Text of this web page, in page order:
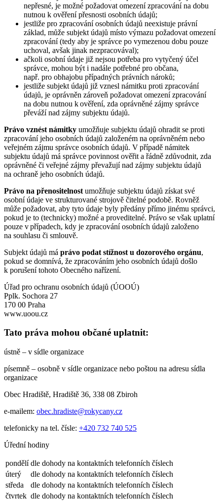
nepřesné, je možné požadovat omezení zpracování na dobu
nutnou k ověření přesnosti osobních údajů;
jestliže pro zpracování osobních údajů neexistuje právní
základ, může subjekt údajů místo výmazu požadovat omezení
zpracování (tedy aby je správce po vymezenou dobu pouze
uchoval, avšak jinak nezpracovával);
ačkoli osobní údaje již nejsou potřeba pro vytyčený účel
správce, mohou být i nadále potřebné pro občana,
např. pro obhajobu případných právních nároků;
jestliže subjekt údajů již vznesl námitku proti zpracování
údajů, je oprávněn zároveň požadovat omezení zpracování
na dobu nutnou k ověření, zda oprávněné zájmy správce
převáží nad zájmy subjektu údajů.
Právo vznést námitky umožňuje subjektu údajů ohradit se proti
zpracování jeho osobních údajů založeném na oprávněném nebo
veřejném zájmu správce osobních údajů. V případě námitek
subjektu údajů má správce povinnost ověřit a řádně zdůvodnit, zda
oprávněné či veřejné zájmy převažují nad zájmy subjektu údajů
na ochraně jeho osobních údajů.
Právo na přenositelnost umožňuje subjektu údajů získat své
osobní údaje ve strukturované strojově čitelné podobě. Rovněž
může požadovat, aby tyto údaje byly předány přímo jinému správci,
pokud je to (technicky) možné a proveditelné. Právo se však uplatní
pouze v případech, kdy je zpracování osobních údajů založeno
na souhlasu či smlouvě.
Subjekt údajů má právo podat stížnost u dozorového orgánu,
pokud se domnívá, že zpracováním jeho osobních údajů došlo
k porušení tohoto Obecného nařízení.
Úřad pro ochranu osobních údajů (ÚOOÚ)
Pplk. Sochora 27
170 00 Praha
www.uoou.cz
Tato práva mohou občané uplatnit:
ústně – v sídle organizace
písemně – osobně v sídle organizace nebo poštou na adresu sídla
organizace
Obec Hradiště, Hradiště 36, 338 08 Zbiroh
e-mailem: obec.hradiste@rokycany.cz
telefonicky na tel. čísle: +420 732 740 525
Úřední hodiny
pondělí dle dohody na kontaktních telefonních číslech
úterý
dle dohody na kontaktních telefonních číslech
středa
dle dohody na kontaktních telefonních číslech
čtvrtek dle dohody na kontaktních telefonních číslech